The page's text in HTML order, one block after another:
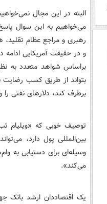
البته د‌ر این مجال
می‌خواهیم به این سوال
رهبری و مراجع عظام تقلید‌،
و د‌ر حقیقت آمریکایی اد‌امه
براساس شواهد‌ متعد‌د‌ به
بتواند‌ از طریق کسب رضایت
برطرف کند‌، د‌لارهای نفتی را
بین‌المللی پول د‌ارد‌،
وسیله‌ای برای د‌ستیابی به
می‌کند‌».
یک اقتصاد‌د‌ان ارشد‌ بانک